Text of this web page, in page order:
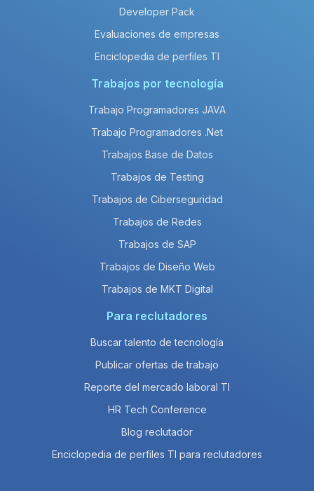
Developer Pack
Evaluaciones de empresas
Enciclopedia de perfiles TI
Trabajos por tecnología
Trabajo Programadores JAVA
Trabajo Programadores .Net
Trabajos Base de Datos
Trabajos de Testing
Trabajos de Ciberseguridad
Trabajos de Redes
Trabajos de SAP
Trabajos de Diseño Web
Trabajos de MKT Digital
Para reclutadores
Buscar talento de tecnología
Publicar ofertas de trabajo
Reporte del mercado laboral TI
HR Tech Conference
Blog reclutador
Enciclopedia de perfiles TI para reclutadores